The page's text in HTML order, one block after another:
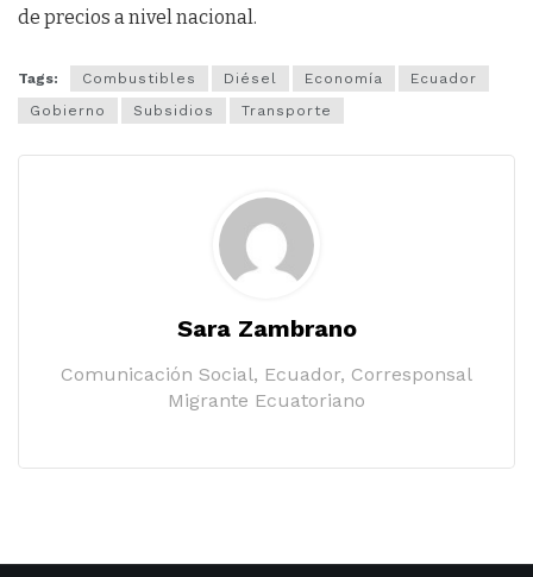
de precios a nivel nacional.
Tags: Combustibles Diésel Economía
Ecuador
Gobierno
Subsidios Transporte
Sara Zambrano
Comunicación Social, Ecuador, Corresponsal
Migrante Ecuatoriano